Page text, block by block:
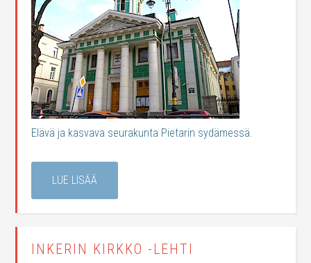
Elävä ja kasvava seurakunta Pietarin sydämessä.
LUE LISÄÄ
INKERIN KIRKKO -LEHTI